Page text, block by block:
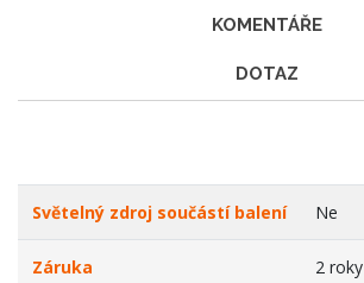
KOMENTÁŘE
DOTAZ
Světelný zdroj součástí balení Ne
Záruka 2 roky